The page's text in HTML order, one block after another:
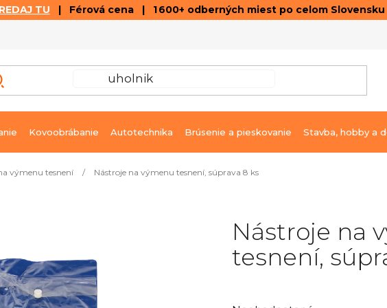
TU | Férová cena | 1 600+ odberných miest po celom Slovensku
Kovoobrábanie Autotechnika Brúsenie a pieskovanie Stavba, hobby a
výmenu tesnení / Nástroje na výmenu tesnení, súprava 8 ks
Nástroje na
tesnení,